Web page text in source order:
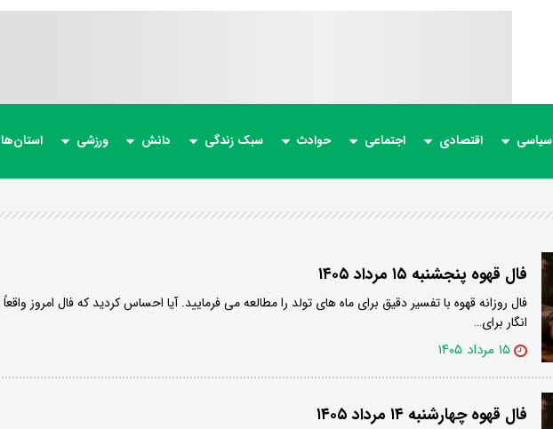
سیاسی اقتصادی اجتماعی حوادث سبک زندگی دانش ورزشی استان‌ها
فال قهوه پنجشنبه ۱۵ مرداد ۱۴۰۵
فال روزانه قهوه با تفسیر دقیق برای ماه های تولد را مطالعه می فرمایید. آیا احساس کردید که فال امروز واقعاً
انگار برای…
۱۵ مرداد ۱۴۰۵
فال قهوه چهارشنبه ۱۴ مرداد ۱۴۰۵